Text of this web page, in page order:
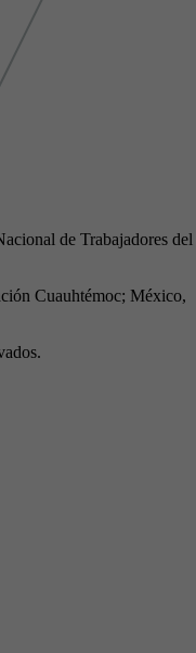
de Trabajadores del
Cuauhtémoc; México,